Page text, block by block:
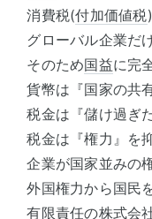
消費税(付加価値税
グローバル企業だ
そのため国益に完
貨幣は『国家の共
税金は『儲け過ぎ
税金は『権力』を
企業が国家並みの
外国権力から国民
有限責任の株式会